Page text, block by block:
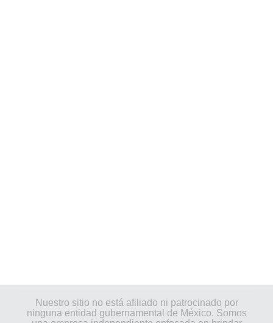
Nuestro sitio no está afiliado ni patrocinado por
ninguna entidad gubernamental de México. Somos